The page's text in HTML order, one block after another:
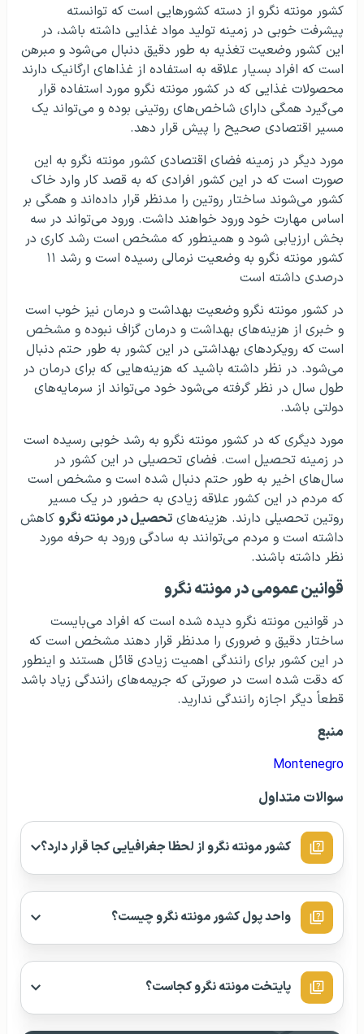
کشور مونته نگرو از دسته کشورهایی است که توانسته
پیشرفت خوبی در زمینه تولید مواد غذایی داشته باشد، در
این کشور وضعیت تغذیه به طور دقیق دنبال می‌شود و مبرهن
است که افراد بسیار علاقه به استفاده از غذاهای ارگانیک دارند
محصولات غذایی که در کشور مونته نگرو مورد استفاده قرار
می‌گیرد همگی دارای شاخص‌های روتینی بوده و می‌تواند یک
مسیر اقتصادی صحیح را پیش قرار دهد.
مورد دیگر در زمینه فضای اقتصادی کشور مونته نگرو به این
صورت است که در این کشور افرادی که به قصد کار وارد خاک
کشور می‌شوند ساختار روتین را مدنظر قرار داده‌اند و همگی بر
اساس مهارت خود ورود خواهند داشت. ورود می‌تواند در سه
بخش ارزیابی شود و همینطور که مشخص است رشد کاری در
کشور مونته نگرو به وضعیت نرمالی رسیده است و رشد ۱۱
درصدی داشته است
در کشور مونته نگرو وضعیت بهداشت و درمان نیز خوب است
و خبری از هزینه‌های بهداشت و درمان گزاف نبوده و مشخص
است که رویکردهای بهداشتی در این کشور به طور حتم دنبال
می‌شود. در نظر داشته باشید که هزینه‌هایی که برای درمان در
طول سال در نظر گرفته می‌شود خود می‌تواند از سرمایه‌های
دولتی باشد.
مورد دیگری که در کشور مونته نگرو به رشد خوبی رسیده است
در زمینه تحصیل است. فضای تحصیلی در این کشور در
سال‌های اخیر به طور حتم دنبال شده است و مشخص است
که مردم در این کشور علاقه زیادی به حضور در یک مسیر
روتین تحصیلی دارند. هزینه‌های تحصیل در مونته نگرو کاهش
داشته است و مردم می‌توانند به سادگی ورود به حرفه مورد
نظر داشته باشند.
قوانین عمومی در مونته نگرو
در قوانین مونته نگرو دیده شده است که افراد می‌بایست
ساختار دقیق و ضروری را مدنظر قرار دهند مشخص است که
در این کشور برای رانندگی اهمیت زیادی قائل هستند و اینطور
که دقت شده است در صورتی که جریمه‌های رانندگی زیاد باشد
قطعاً دیگر اجازه رانندگی ندارید.
منبع
Montenegro
سوالات متداول
کشور مونته نگرو از لحظا جغرافیایی کجا قرار دارد؟
واحد پول کشور مونته نگرو چیست؟
پایتخت مونته نگرو کجاست؟